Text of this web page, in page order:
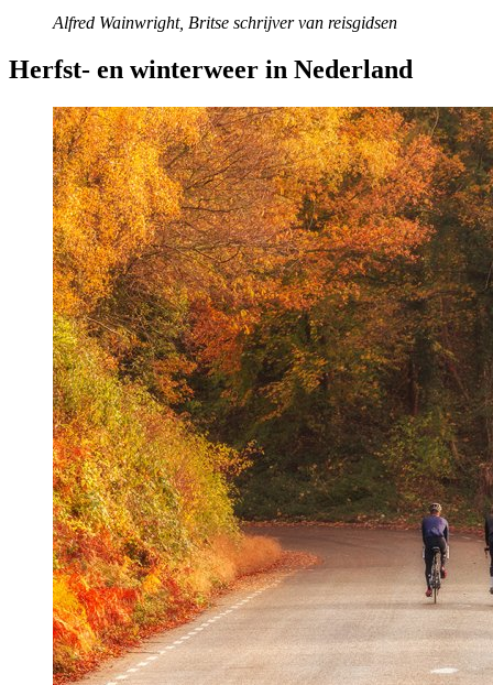
Alfred Wainwright, Britse schrijver van reisgidsen
Herfst- en winterweer in Nederland